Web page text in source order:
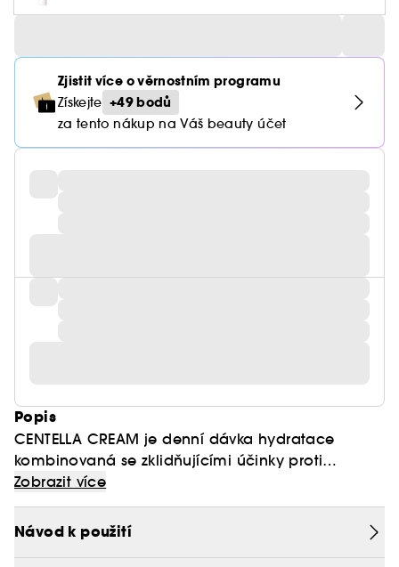
Zjistit více o věrnostním programu
Získejte +49 bodů
za tento nákup na Váš beauty účet
Popis
CENTELLA CREAM je denní dávka hydratace
kombinovaná se zklidňujícími účinky proti
zarudnutí. Vaše pleť je hydratovaná, vypadá
sjednoceněji a cítíte se pohodlně po celý den!
Díky svému složení obohacenému o kyselinu
Zobrazit více
Návod k použití